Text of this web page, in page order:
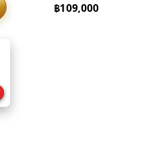
฿109,000